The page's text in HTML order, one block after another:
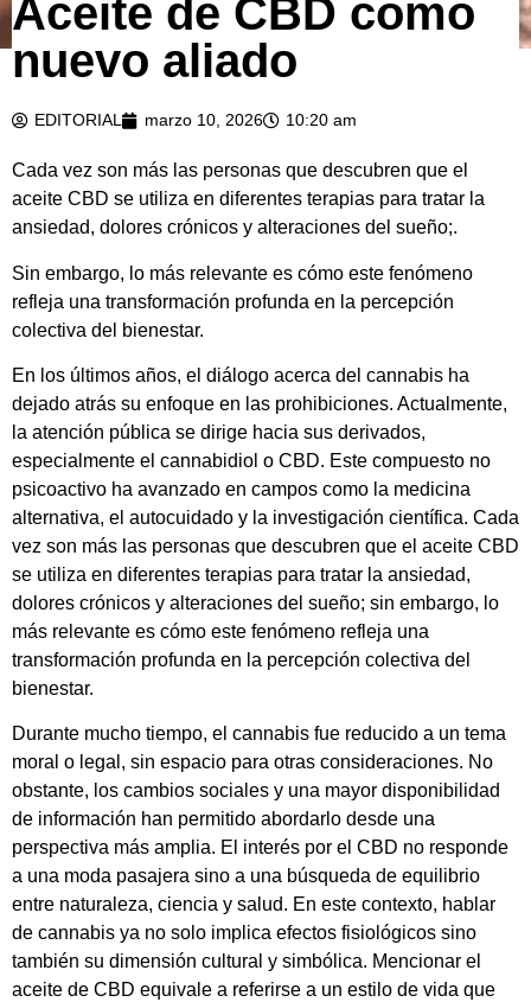
Aceite de CBD como
nuevo aliado
EDITORIAL marzo 10, 2026 10:20 am
Cada vez son más las personas que descubren que el
aceite CBD se utiliza en diferentes terapias para tratar la
ansiedad, dolores crónicos y alteraciones del sueño;.
Sin embargo, lo más relevante es cómo este fenómeno
refleja una transformación profunda en la percepción
colectiva del bienestar.
En los últimos años, el diálogo acerca del cannabis ha
dejado atrás su enfoque en las prohibiciones. Actualmente,
la atención pública se dirige hacia sus derivados,
especialmente el cannabidiol o CBD. Este compuesto no
psicoactivo ha avanzado en campos como la medicina
alternativa, el autocuidado y la investigación científica. Cada
vez son más las personas que descubren que el aceite CBD
se utiliza en diferentes terapias para tratar la ansiedad,
dolores crónicos y alteraciones del sueño; sin embargo, lo
más relevante es cómo este fenómeno refleja una
transformación profunda en la percepción colectiva del
bienestar.
Durante mucho tiempo, el cannabis fue reducido a un tema
moral o legal, sin espacio para otras consideraciones. No
obstante, los cambios sociales y una mayor disponibilidad
de información han permitido abordarlo desde una
perspectiva más amplia. El interés por el CBD no responde
a una moda pasajera sino a una búsqueda de equilibrio
entre naturaleza, ciencia y salud. En este contexto, hablar
de cannabis ya no solo implica efectos fisiológicos sino
también su dimensión cultural y simbólica. Mencionar el
aceite de CBD equivale a referirse a un estilo de vida que